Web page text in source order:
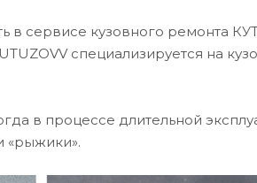
в сервисе кузовного ремонта
специализируется на
в процессе длительной
«рыжики».